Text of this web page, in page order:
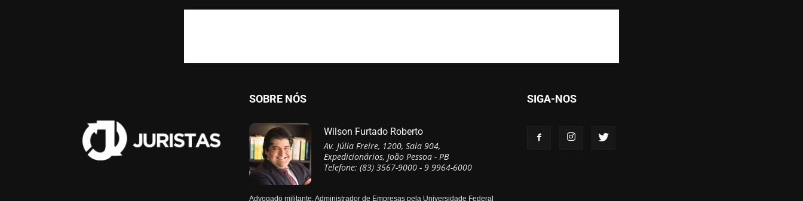
SOBRE NÓS
Wilson Furtado Roberto
Av. Júlia Freire, 1200, Sala 904,
Expedicionários, João Pessoa - PB
Telefone: (83) 3567-9000 - 9 9964-6000
Advogado militante, Administrador de Empresas pela Universidade Federal
SIGA-NOS